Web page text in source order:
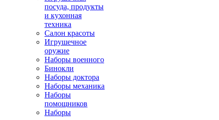
посуда, продукты
и кухонная
техника
Салон красоты
Игрушечное
оружие
Наборы военного
Бинокли
Наборы доктора
Наборы механика
Наборы
помощников
Наборы